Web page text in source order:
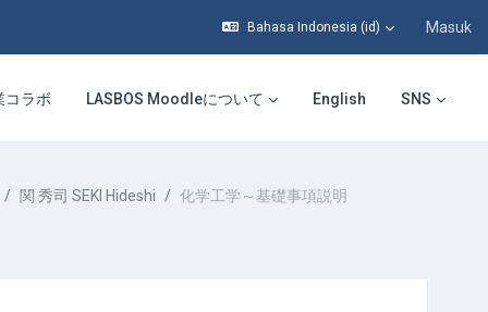
Bahasa Indonesia ‎(id)‎ Masuk
コラボ LASBOS Moodleについて English SNS
関 秀司 SEKI Hideshi 化学工学～基礎事項説明